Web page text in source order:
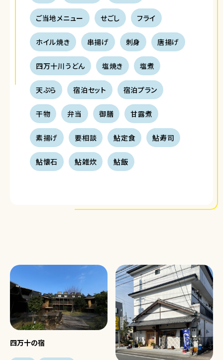
ご当地メニュー せごし フライ
ホイル焼き 串揚げ 刺身 唐揚げ
四万十川うどん 塩焼き 塩煮
天ぷら 宿泊セット 宿泊プラン
干物 弁当 御膳 甘露煮
素揚げ 要相談 鮎定食 鮎寿司
鮎懐石 鮎雑炊 鮎飯
四万十の宿